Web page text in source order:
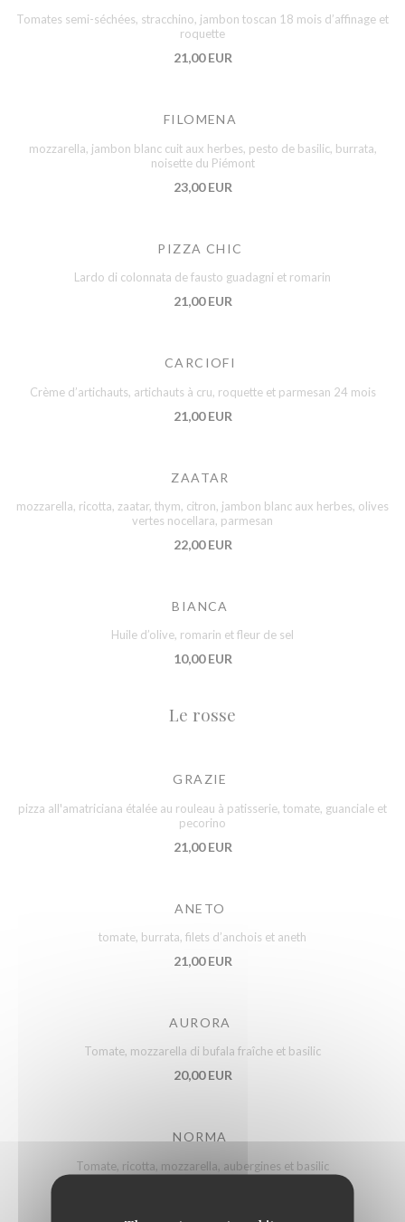
Tomates semi-séchées, stracchino, jambon toscan 18 mois d’affinage et
roquette
21,00 EUR
FILOMENA
mozzarella, jambon blanc cuit aux herbes, pesto de basilic, burrata,
noisette du Piémont
23,00 EUR
PIZZA CHIC
Lardo di colonnata de fausto guadagni et romarin
21,00 EUR
CARCIOFI
Crème d’artichauts, artichauts à cru, roquette et parmesan 24 mois
21,00 EUR
ZAATAR
mozzarella, ricotta, zaatar, thym, citron, jambon blanc aux herbes, olives
vertes nocellara, parmesan
22,00 EUR
BIANCA
Huile d’olive, romarin et fleur de sel
10,00 EUR
Le rosse
GRAZIE
pizza all'amatriciana étalée au rouleau à patisserie, tomate, guanciale et
pecorino
21,00 EUR
ANETO
tomate, burrata, filets d’anchois et aneth
21,00 EUR
AURORA
Tomate, mozzarella di bufala fraîche et basilic
20,00 EUR
NORMA
Tomate, ricotta, mozzarella, aubergines et basilic